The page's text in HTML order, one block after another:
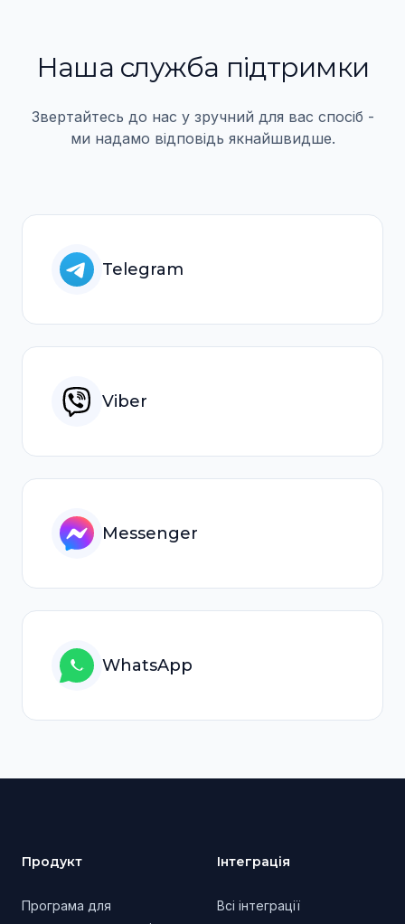
Наша служба пiдтримки
Звертайтесь до нас у зручний для вас спосiб -
ми надамо вiдповiдь якнайшвидше.
Telegram
Viber
Messenger
WhatsApp
Продукт
Програма для
Інтеграція
Всі інтеграції